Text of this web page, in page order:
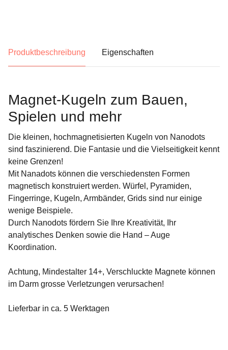
Produktbeschreibung Eigenschaften
Magnet-Kugeln zum Bauen,
Spielen und mehr
Die kleinen, hochmagnetisierten Kugeln von Nanodots
sind faszinierend. Die Fantasie und die Vielseitigkeit kennt
keine Grenzen!
Mit Nanadots können die verschiedensten Formen
magnetisch konstruiert werden. Würfel, Pyramiden,
Fingerringe, Kugeln, Armbänder, Grids sind nur einige
wenige Beispiele.
Durch Nanodots fördern Sie Ihre Kreativität, Ihr
analytisches Denken sowie die Hand – Auge
Koordination.
Achtung, Mindestalter 14+, Verschluckte Magnete können
im Darm grosse Verletzungen verursachen!
Lieferbar in ca. 5 Werktagen